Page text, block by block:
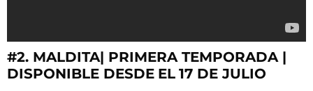
#2. MALDITA| PRIMERA TEMPORADA |
DISPONIBLE DESDE EL 17 DE JULIO